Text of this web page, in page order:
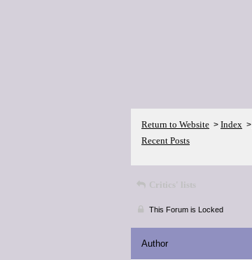
Return to Website > Index >
Recent Posts
Critics' lists
This Forum is Locked
Author